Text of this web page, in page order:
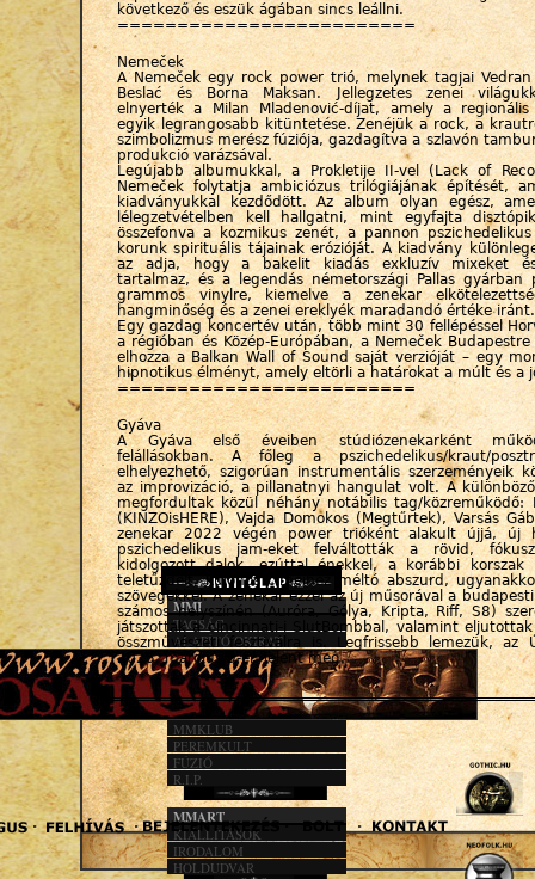
következő és eszük ágában sincs leállni.
=========================
Nemeček
A Nemeček egy rock power trió, melynek tagjai
Beslać és Borna Maksan. Jellegzetes zenei
elnyerték a Milan Mladenović-díjat, amely a
egyik legrangosabb kitüntetése. Zenéjük a rock, a
szimbolizmus merész fúziója, gazdagítva a szlavón
produkció varázsával.
Legújabb albumukkal, a Prokletije II-vel (Lack of
Nemeček folytatja ambiciózus trilógiájának építését,
kiadványukkal kezdődött. Az album olyan egész,
lélegzetvételben kell hallgatni, mint egyfajta
összefonva a kozmikus zenét, a pannon
korunk spirituális tájainak erózióját. A kiadvány
az adja, hogy a bakelit kiadás exkluzív mixeket
tartalmaz, és a legendás németországi Pallas gyárban
grammos vinylre, kiemelve a zenekar
hangminőség és a zenei ereklyék maradandó értéke iránt.
Egy gazdag koncertév után, több mint 30 fellépéssel
a régióban és Közép-Európában, a Nemeček
elhozza a Balkan Wall of Sound saját verzióját – egy
hipnotikus élményt, amely eltörli a határokat a múlt és a
=========================
Gyáva
A Gyáva első éveiben stúdiózenekarként
felállásokban. A főleg a pszichedelikus/kraut/
elhelyezhető, szigorúan instrumentális szerzeményeik
az improvizáció, a pillanatnyi hangulat volt. A
megfordultak közül néhány notábilis tag/közreműködő:
(KINZOisHERE), Vajda Domokos (Megtűrtek), Varsás
zenekar 2022 végén power trióként alakult újjá, új
pszichedelikus jam-eket felváltották a rövid,
kidolgozott dalok, ezúttal énekkel, a korábbi korszak
teletűzdelt, különös címeihez méltó abszurd,
szövegekkel. A zenekar ezzel az új műsorával a
számos helyszínén (Auróra, Gólya, Kripta, Riff, S8)
játszottak a cincinnati-i SlutBombbal, valamint
összművészeti fesztiválra is. Legfrissebb lemezük, az
2025. március 9-én jelent meg.
MMI
TAGSÁG
ALAPÍTÓ OKIRAT
KÖZHASZN. JEL.
1%
MMACT
MMKLUB
PEREMKULT
FÚZIÓ
R.I.P.
MMART
KIÁLLÍTÁSOK
IRODALOM
HOLDUDVAR